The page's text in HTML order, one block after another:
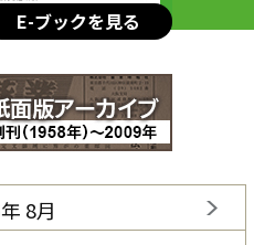
E-ブックを見る
8月